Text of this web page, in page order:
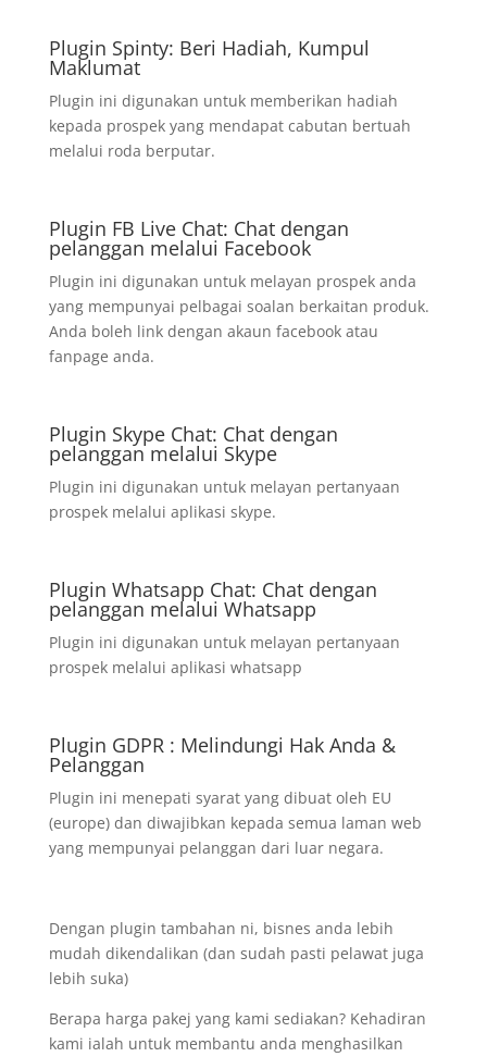
Plugin Spinty: Beri Hadiah, Kumpul
Maklumat
Plugin ini digunakan untuk memberikan hadiah
kepada prospek yang mendapat cabutan bertuah
melalui roda berputar.
Plugin FB Live Chat: Chat dengan
pelanggan melalui Facebook
Plugin ini digunakan untuk melayan prospek anda
yang mempunyai pelbagai soalan berkaitan produk.
Anda boleh link dengan akaun facebook atau
fanpage anda.
Plugin Skype Chat: Chat dengan
pelanggan melalui Skype
Plugin ini digunakan untuk melayan pertanyaan
prospek melalui aplikasi skype.
Plugin Whatsapp Chat: Chat dengan
pelanggan melalui Whatsapp
Plugin ini digunakan untuk melayan pertanyaan
prospek melalui aplikasi whatsapp
Plugin GDPR : Melindungi Hak Anda &
Pelanggan
Plugin ini menepati syarat yang dibuat oleh EU
(europe) dan diwajibkan kepada semua laman web
yang mempunyai pelanggan dari luar negara.
Dengan plugin tambahan ni, bisnes anda lebih
mudah dikendalikan (dan sudah pasti pelawat juga
lebih suka)
Berapa harga pakej yang kami sediakan? Kehadiran
kami ialah untuk membantu anda menghasilkan